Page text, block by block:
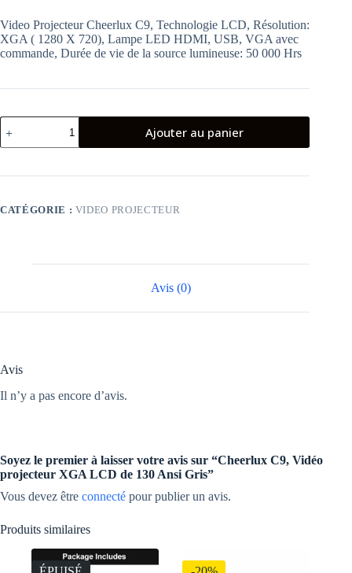
Video Projecteur Cheerlux C9, Technologie LCD, Résolution:
XGA ( 1280 X 720), Lampe LED HDMI, USB, VGA avec
commande, Durée de vie de la source lumineuse: 50 000 Hrs
quantité
de
Cheerlux
Vidéo
LCD
Ajouter au panier
CATÉGORIE : VIDEO PROJECTEUR
Avis (0)
Avis
Il n’y a pas encore d’avis.
Soyez le premier à laisser votre avis sur “Cheerlux C9, Vidéo
projecteur XGA LCD de 130 Ansi Gris”
Vous devez être connecté pour publier un avis.
Produits similaires